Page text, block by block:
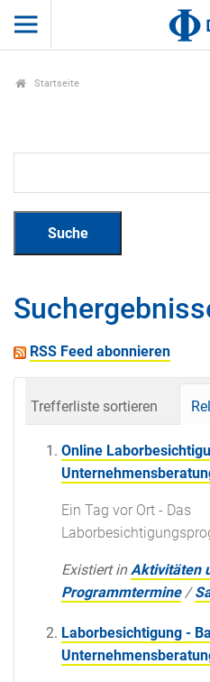
Startseite
RSS Feed abonnieren
Trefferliste sortieren
Online
Ein Tag vor Ort - Das
Existiert in Aktivitäten
Programmtermine /
Laborbesichtigung -